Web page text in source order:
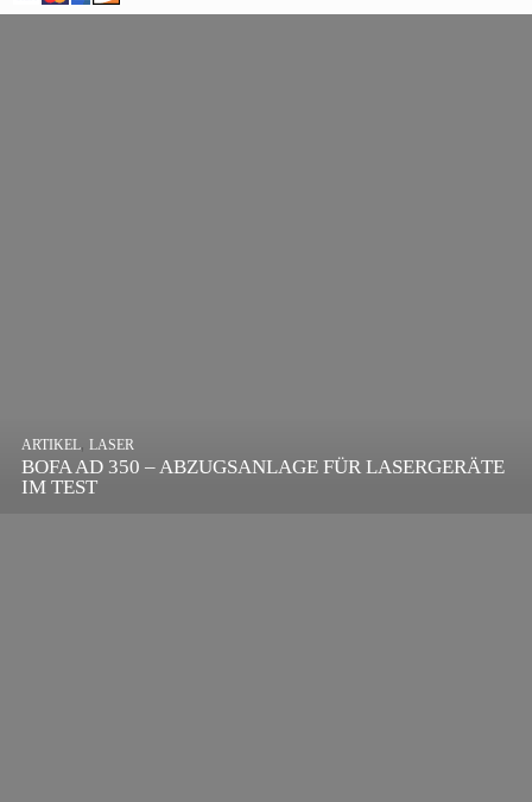
BOFA AD 350 – ABZUGSANLAGE FÜR LASERGERÄTE
IM TEST
ARTIKEL, LASER
DIE BEDEUTENDSTEN SCHRITTE ZUR
ERFOLGREICHEN MARKENBILDUNG IN DER
DIGITALEN ÄRA
ARTIKEL SONSTIGE